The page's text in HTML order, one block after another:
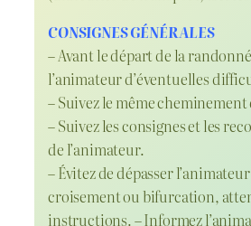
CONSIGNES GÉNÉRALES
– Avant le départ de la
l’animateur d’éventuelles
– Suivez le même
– Suivez les consignes et les
de l’animateur.
– Évitez de dépasser
croisement ou bifurcation,
instructions. – Informez